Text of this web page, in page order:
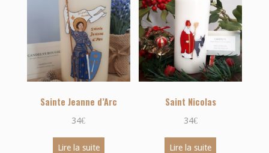
Sainte Jeanne d’Arc
34€
Lire la suite
Saint Nicolas
34€
Lire la suite